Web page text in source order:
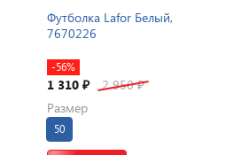
Футболка Lafor Белый,
7670226
-56%
1 310 ₽ 2 950₽
Размер
50